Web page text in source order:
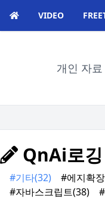
VIDEO
개인 자
QnAi로깅
#기타(32) #에지확장
#자바스크립트(38)